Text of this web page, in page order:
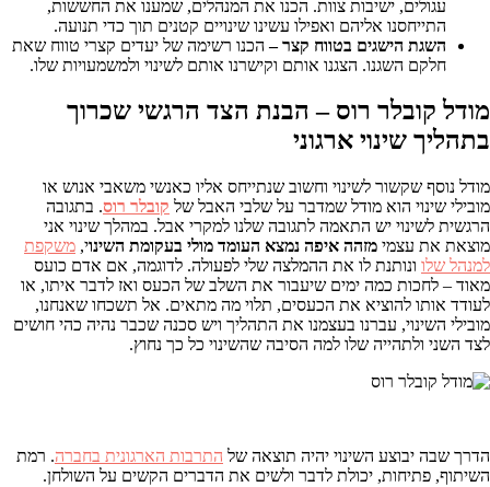
עגולים, ישיבות צוות. הכנו את המנהלים, שמענו את החששות,
התייחסנו אליהם ואפילו עשינו שינויים קטנים תוך כדי תנועה.
השגת הישגים בטווח קצר –הכנו רשימה של יעדים קצרי טווח שאת
חלקם השגנו. הצגנו אותם וקישרנו אותם לשינוי ולמשמעויות שלו.
מודל קובלר רוס –הבנת הצד הרגשי שכרוך
בתהליך שינוי ארגוני
מודל נוסף שקשור לשינוי וחשוב שנתייחס אליו כאנשי משאבי אנוש או
מובילי שינוי הוא מודל שמדבר על שלבי האבל של קובלר רוס. בתגובה
הרגשית לשינוי יש התאמה לתגובה שלנו למקרי אבל. במהלך שינוי אני
מוצאת את עצמי מזהה איפה נמצא העומד מולי בעקומת השינוי, משקפת
למנהל שלו ונותנת לו את ההמלצה שלי לפעולה. לדוגמה, אם אדם כועס
מאוד – לחכות כמה ימים שיעבור את השלב של הכעס ואז לדבר איתו, או
לעודד אותו להוציא את הכעסים, תלוי מה מתאים. אל תשכחו שאנחנו,
מובילי השינוי, עברנו בעצמנו את התהליך ויש סכנה שכבר נהיה כהי חושים
לצד השני ולתהייה שלו למה הסיבה שהשינוי כל כך נחוץ.
הדרך שבה יבוצע השינוי יהיה תוצאה של התרבות הארגונית בחברה. רמת
השיתוף, פתיחות, יכולת לדבר ולשים את הדברים הקשים על השולחן.